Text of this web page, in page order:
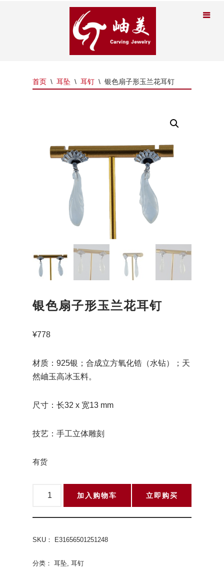
首页 \ 耳坠 \ 耳钉 \ 银色扇子形玉兰花耳钉
银色扇子形玉兰花耳钉
¥778
材质：925银；合成立方氧化锆（水钻）；天
然岫玉高冰玉料。
尺寸：长32 x 宽13 mm
技艺：手工立体雕刻
有货
加入购物车 立即购买
SKU： E31656501251248
分类： 耳坠, 耳钉